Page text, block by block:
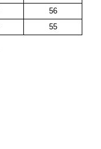
56
55